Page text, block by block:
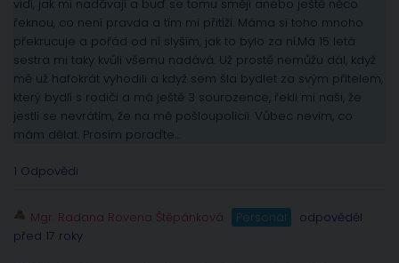
vidí, jak mi nadávají a buď se tomu smějí anebo ještě něco
řeknou, co není pravda a tím mi přitíží. Máma si toho mnoho
překrucuje a pořád od ní slyším, jak to bylo za ní.Má 15 letá
sestra mi taky kvůli všemu nadává. Už prostě nemůžu dál, když
mě už hafokrát vyhodili a když sem šla bydlet za svým přítelem,
který bydlí s rodiči a má ještě 3 sourozence, řekli mi naši, že
jestli se nevrátím, že na mě pošloupolicii. Vůbec nevím, co
mám dělat. Prosím poraďte…
1 Odpovědi
Mgr. Radana Rovena Štěpánková Personál
odpověděl
před 17 roky